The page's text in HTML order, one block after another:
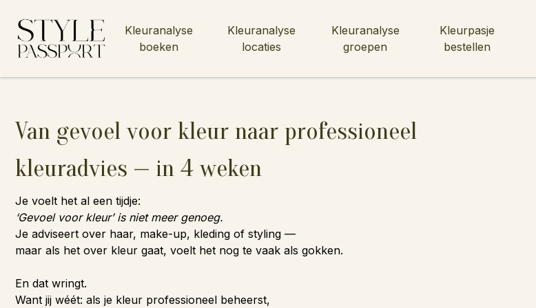
Kleuranalyse
boeken
Kleuranalyse
locaties
Kleuranalyse
groepen
Kleurpasje
bestellen
Van gevoel voor kleur naar professioneel
kleuradvies — in 4 weken
Je voelt het al een tijdje:
‘Gevoel voor kleur’ is niet meer genoeg.
Je adviseert over haar, make-up, kleding of styling —
maar als het over kleur gaat, voelt het nog te vaak als gokken.
En dat wringt.
Want jij wéét: als je kleur professioneel beheerst,